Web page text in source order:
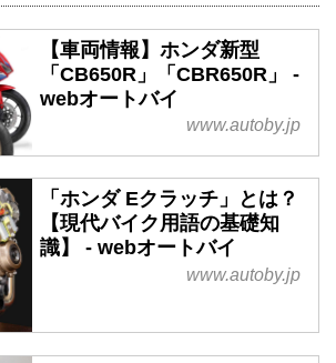
【車両情報】ホンダ新型
「CB650R」「CBR650R」 -
webオートバイ
www.autoby.jp
「ホンダ Eクラッチ」とは？
【現代バイク用語の基礎知
識】 - webオートバイ
www.autoby.jp